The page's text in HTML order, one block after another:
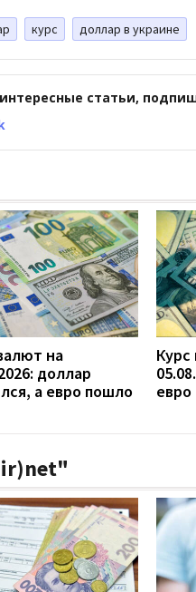
курс доллар в украине
статьи,
на
доллар
а евро пошло